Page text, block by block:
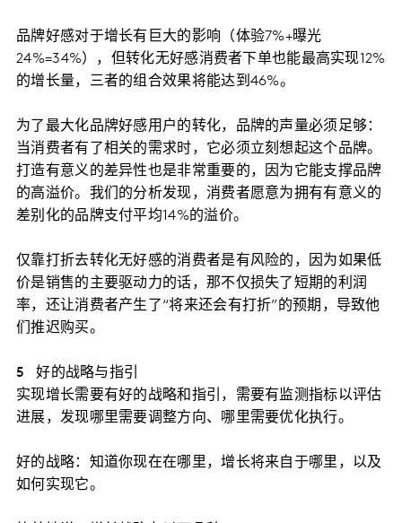
品牌好感对于增长有巨大的影响（体验7%+曝光
24%=34%），但转化无好感消费者下单也能最高实现12%
的增长量，三者的组合效果将能达到46%。
为了最大化品牌好感用户的转化，品牌的声量必须足够：
当消费者有了相关的需求时，它必须立刻想起这个品牌。
打造有意义的差异性也是非常重要的，因为它能支撑品牌
的高溢价。我们的分析发现，消费者愿意为拥有有意义的
差别化的品牌支付平均14%的溢价。
仅靠打折去转化无好感的消费者是有风险的，因为如果低
价是销售的主要驱动力的话，那不仅损失了短期的利润
率，还让消费者产生了“将来还会有打折”的预期，导致他
们推迟购买。
5 好的战略与指引
实现增长需要有好的战略和指引，需要有监测指标以评估
进展，发现哪里需要调整方向、哪里需要优化执行。
好的战略：知道你现在在哪里，增长将来自于哪里，以及
如何实现它。